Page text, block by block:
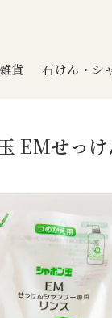
貨 石けん・シ
EMせっ